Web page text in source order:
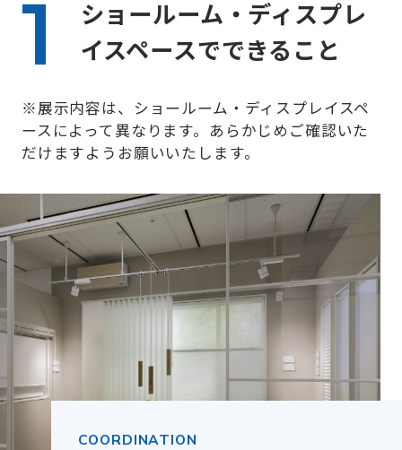
ショールーム・ディスプレ
イスペースでできること
※展示内容は、ショールーム・ディスプレイスペ
ースによって異なります。あらかじめご確認いた
だけますようお願いいたします。
COORDINATION